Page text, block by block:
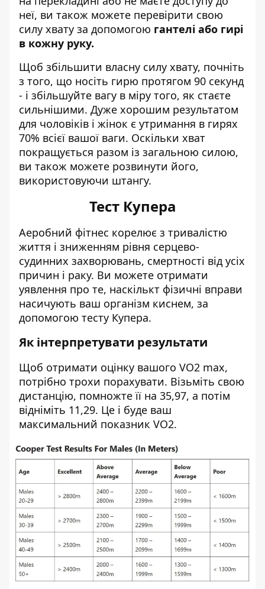
неї, ви також можете перевірити свою
силу хвату за допомогою гантелі або гирі
в кожну руку.
Щоб збільшити власну силу хвату, почніть
з того, що носіть гирю протягом 90 секунд
- і збільшуйте вагу в міру того, як стаєте
сильнішими. Дуже хорошим результатом
для чоловіків і жінок є утримання в гирях
70% всієї вашої ваги. Оскільки хват
покращується разом із загальною силою,
ви також можете розвинути його,
використовуючи штангу.
Тест Купера
Аеробний фітнес корелює з тривалістю
життя і зниженням рівня серцево-
судинних захворювань, смертності від усіх
причин і раку. Ви можете отримати
уявлення про те, наскількт фізичні вправи
насичують ваш організм киснем, за
допомогою тесту Купера.
Як інтерпретувати результати
Щоб отримати оцінку вашого VO2 max,
потрібно трохи порахувати. Візьміть свою
дистанцію, помножте її на 35,97, а потім
відніміть 11,29. Це і буде ваш
максимальний показник VO2.